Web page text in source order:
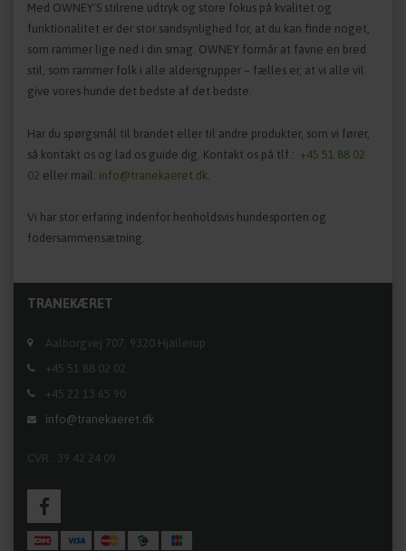
Med OWNEY'S stilrene udtryk og store fokus på kvalitet og
funktionalitet er der stor sandsynlighed for, at du kan finde noget,
som rammer lige ned i din smag. OWNEY formår at favne en bred
stil, som rammer folk i alle aldersgrupper – fælles er, at vi alle vil
give vores hunde det bedste af det bedste.
Har du spørgsmål til brandet eller til andre produkter, som vi fører,
så kontakt os og lad os guide dig. Kontakt os på tlf.: +45 51 88 02
02 eller mail: info@tranekaeret.dk
Vi har stor erfaring indenfor henholdsvis hundesporten og
fodersammensætning.
TRANEKÆRET
Aalborgvej 707, 9320 Hjallerup
+45 51 88 02 02
+45 22 13 65 90
info@tranekaeret.dk
CVR.: 39 42 24 09